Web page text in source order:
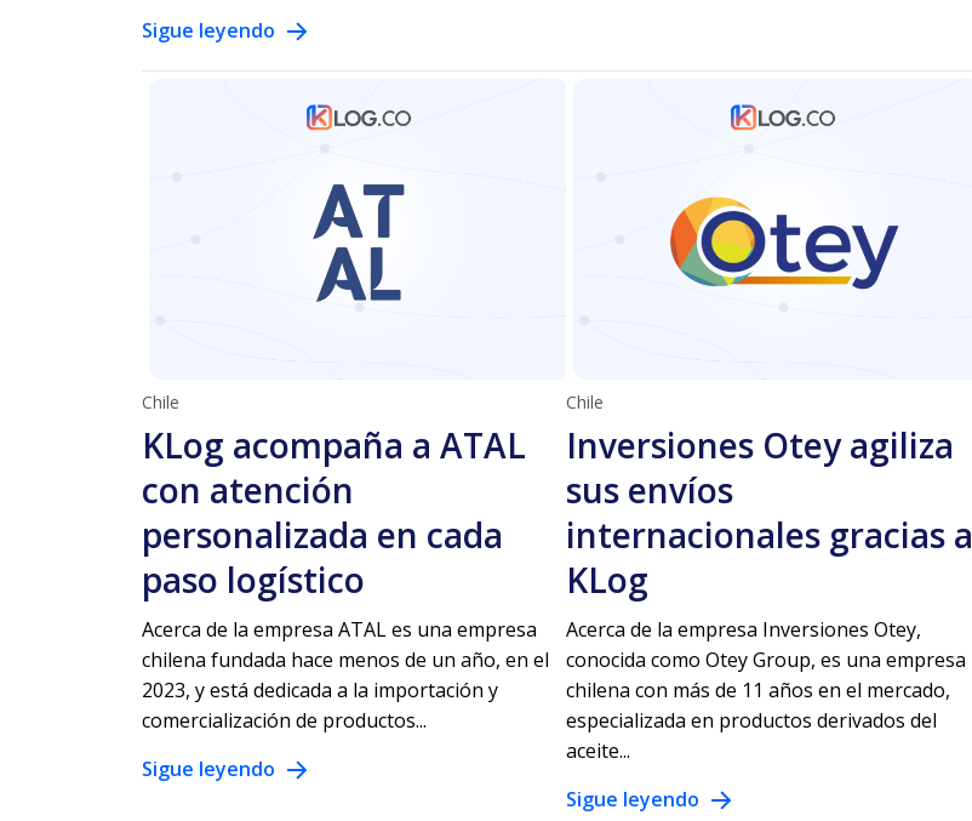
Sigue leyendo
Chile
KLog acompaña a ATAL
con atención
personalizada en cada
paso logístico
Acerca de la empresa ATAL es una empresa
chilena fundada hace menos de un año, en el
2023, y está dedicada a la importación y
comercialización de productos...
Sigue leyendo
Chile
Inversiones Otey agiliza
sus envíos
internacionales gracias a
KLog
Acerca de la empresa Inversiones Otey,
conocida como Otey Group, es una empresa
chilena con más de 11 años en el mercado,
especializada en productos derivados del
aceite...
Sigue leyendo